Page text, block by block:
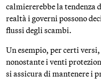
calmiererebbe la tendenza
realtà i governi possono
flussi degli scambi.
Un esempio, per certi
nonostante i venti
si assicura di mantenere i